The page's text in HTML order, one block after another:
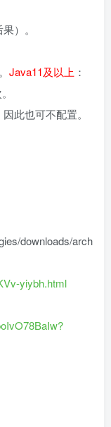
）。
Java11及以上 ：
此也可不配置。
downloads/arch
yiybh.html